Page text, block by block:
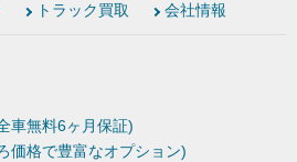
トラック買取 会社情報
車無料6ヶ月保証)
価格で豊富なオプション)